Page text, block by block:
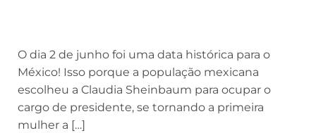
O dia 2 de junho foi uma data histórica para o
México! Isso porque a população mexicana
escolheu a Claudia Sheinbaum para ocupar o
cargo de presidente, se tornando a primeira
mulher a […]